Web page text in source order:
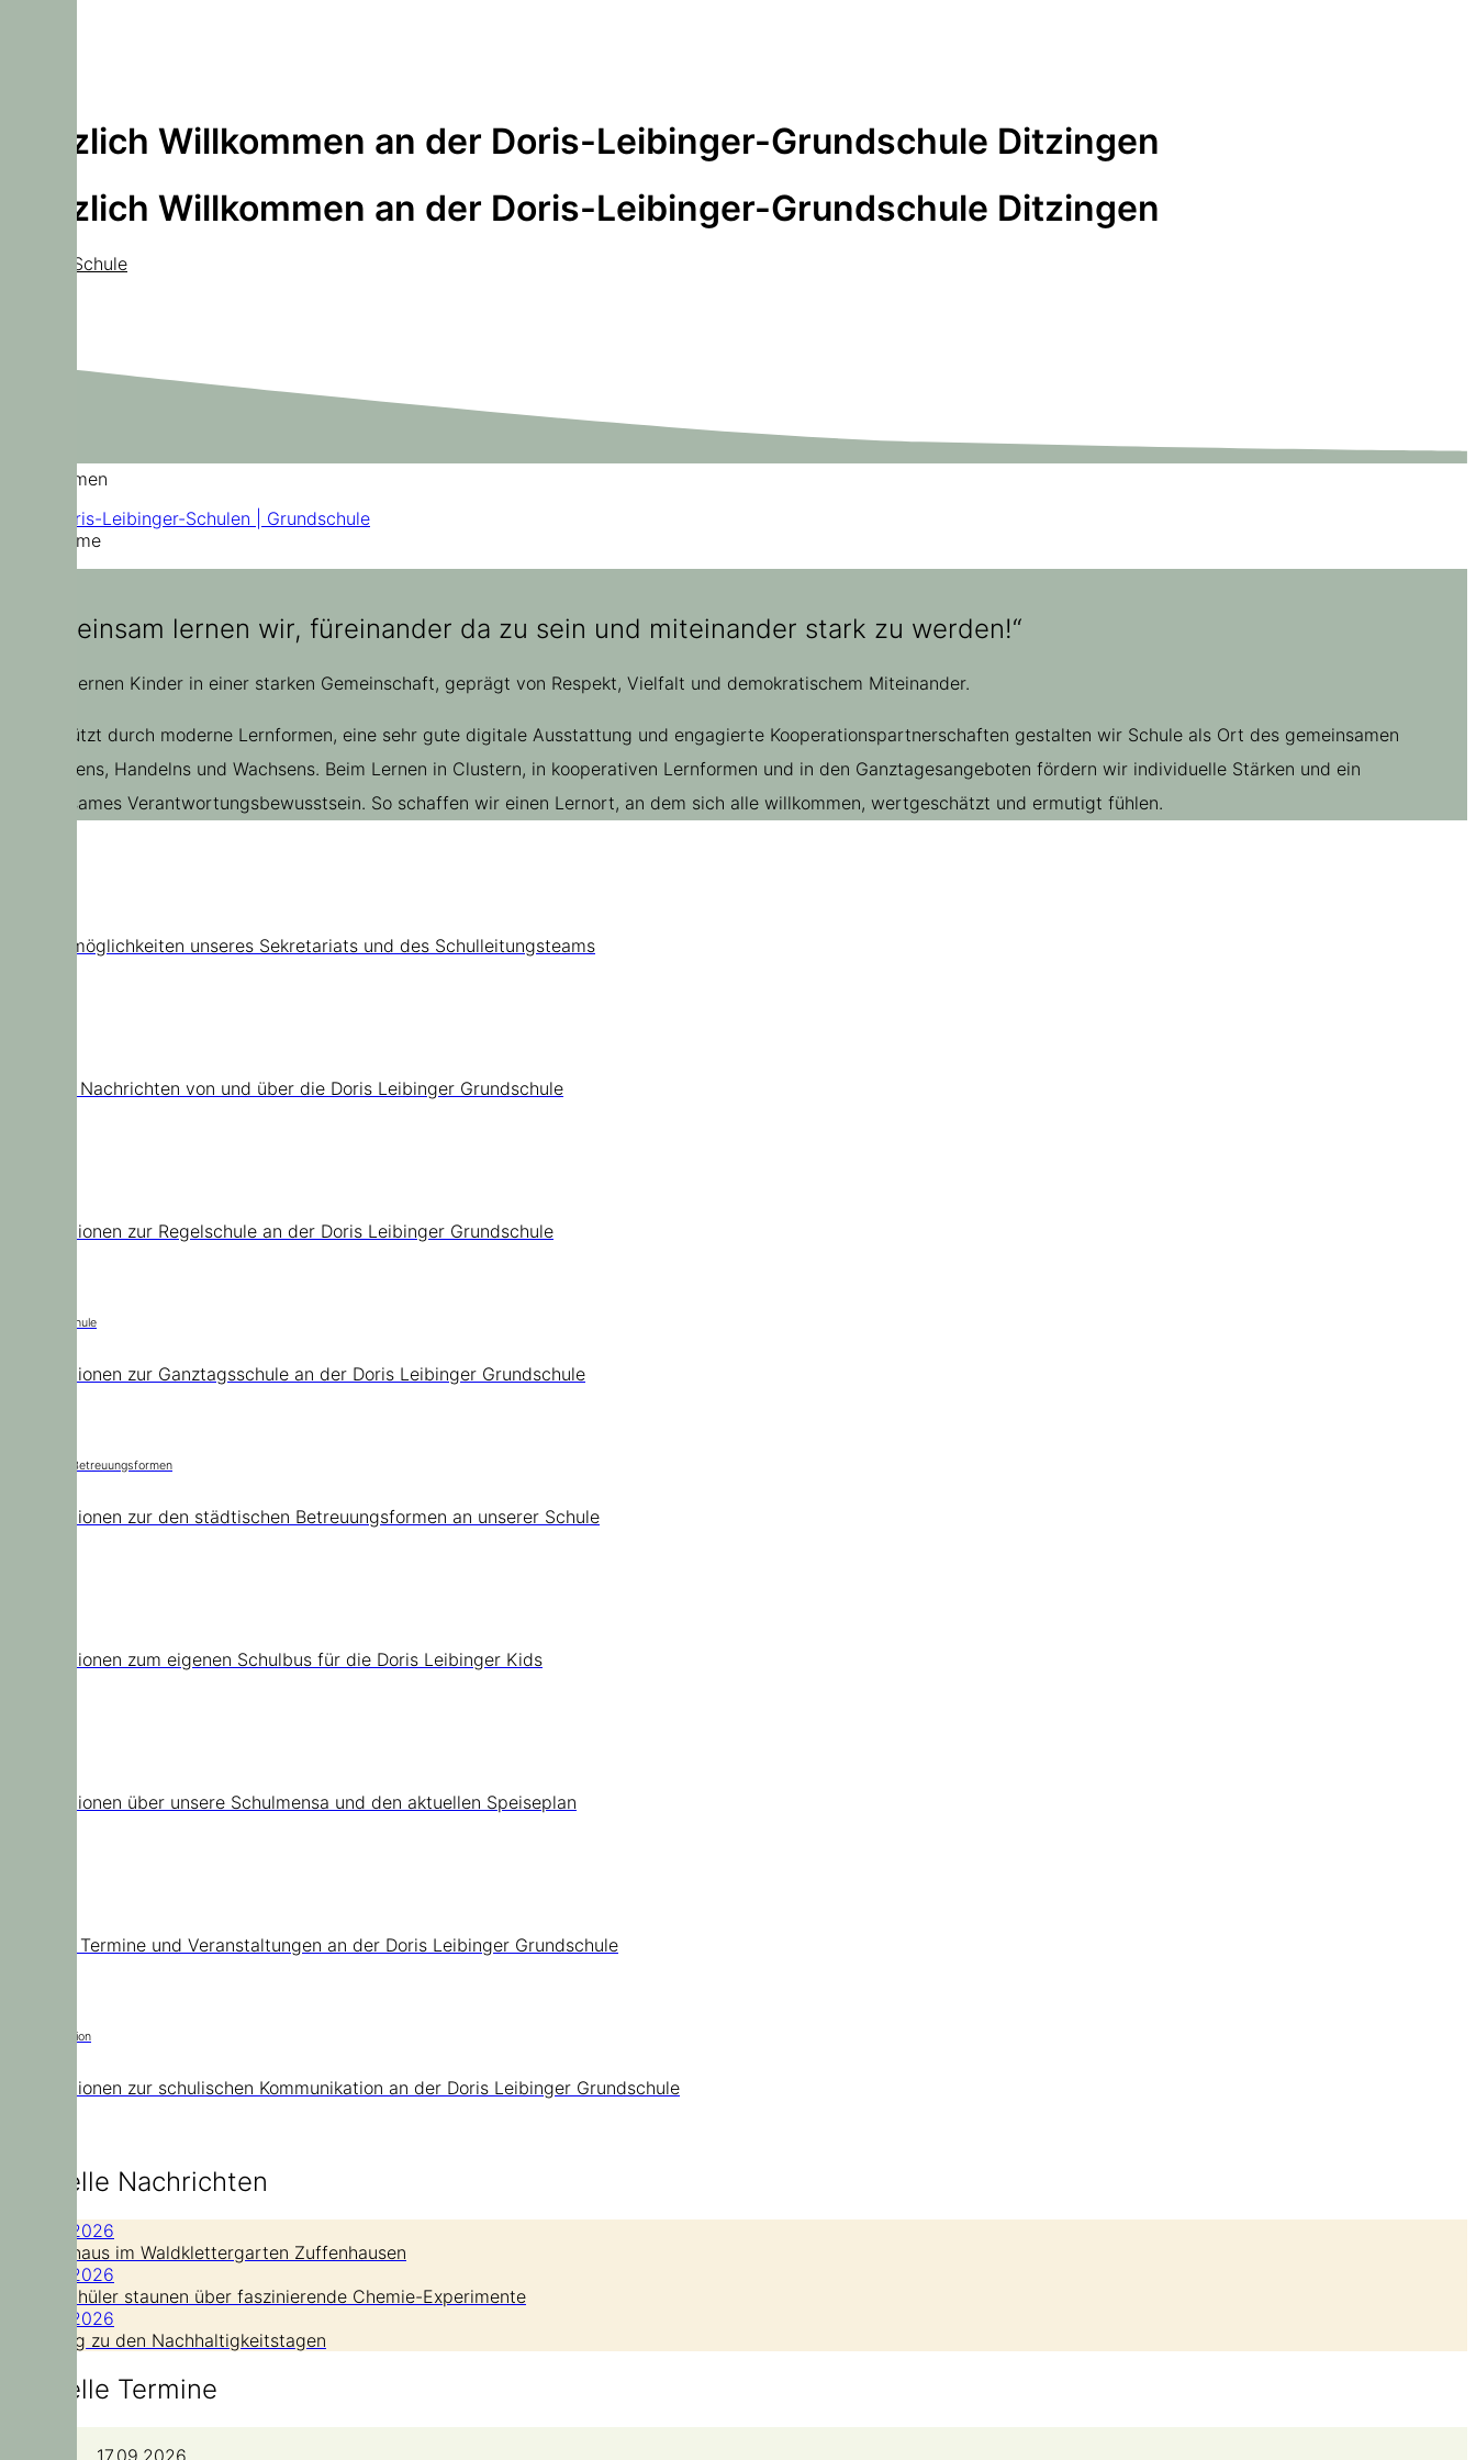
Herzlich Willkommen an der Doris-Leibinger-Grundschule Ditzingen
Herzlich Willkommen an der Doris-Leibinger-Grundschule Ditzingen
Unsere Schule
Willkommen
Doris-Leibinger-Schulen | Grundschule
Home
„Gemeinsam lernen wir, füreinander da zu sein und miteinander stark zu werden!“
Bei uns lernen Kinder in einer starken Gemeinschaft, geprägt von Respekt, Vielfalt und demokratischem Miteinander.
Unterstützt durch moderne Lernformen, eine sehr gute digitale Ausstattung und engagierte Kooperationspartnerschaften gestalten wir Schule als Ort des gemeinsamen
Entdeckens, Handelns und Wachsens. Beim Lernen in Clustern, in kooperativen Lernformen und in den Ganztagesangeboten fördern wir individuelle Stärken und ein
gemeinsames Verantwortungsbewusstsein. So schaffen wir einen Lernort, an dem sich alle willkommen, wertgeschätzt und ermutigt fühlen.
Kontaktmöglichkeiten unseres Sekretariats und des Schulleitungsteams
Aktuelle Nachrichten von und über die Doris Leibinger Grundschule
Informationen zur Regelschule an der Doris Leibinger Grundschule
Ganztagsschule
Informationen zur Ganztagsschule an der Doris Leibinger Grundschule
Städtische Betreuungsformen
Informationen zur den städtischen Betreuungsformen an unserer Schule
Informationen zum eigenen Schulbus für die Doris Leibinger Kids
Informationen über unsere Schulmensa und den aktuellen Speiseplan
Aktuelle Termine und Veranstaltungen an der Doris Leibinger Grundschule
Kommunikation
Informationen zur schulischen Kommunikation an der Doris Leibinger Grundschule
Aktuelle Nachrichten
21. Juli 2026
Hoch hinaus im Waldklettergarten Zuffenhausen
14. Juli 2026
Grundschüler staunen über faszinierende Chemie-Experimente
14. Juli 2026
Nachtrag zu den Nachhaltigkeitstagen
Aktuelle Termine